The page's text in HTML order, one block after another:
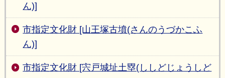
ん)]
市指定文化財 [山王塚古墳(さんのうづかこふ
ん)]
市指定文化財 [宍戸城址土塁(ししどじょうしど